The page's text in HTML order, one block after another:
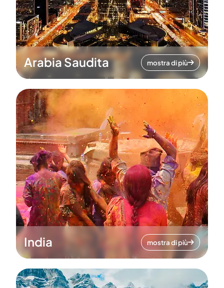
Arabia Saudita mostra di più
India mostra di più